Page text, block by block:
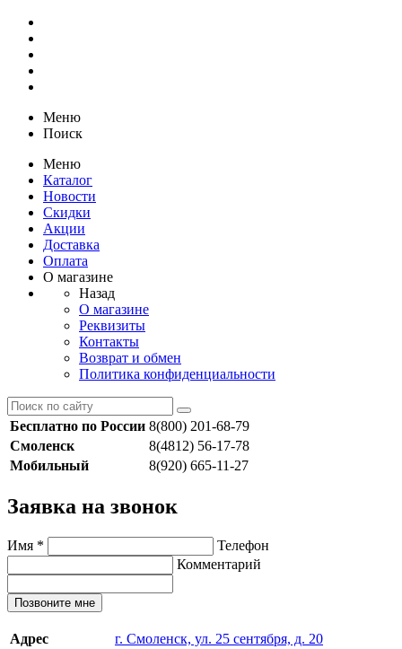
Меню
Поиск
Меню
Каталог
Новости
Скидки
Акции
Доставка
Оплата
О магазине
Назад
О магазине
Реквизиты
Контакты
Возврат и обмен
Политика конфиденциальности
Бесплатно по России 8(800) 201-68-79
Смоленск
8(4812) 56-17-78
Мобильный
8(920) 665-11-27
Заявка на звонок
Имя *
Телефон
Комментарий
Позвоните мне
Адрес
г. Смоленск, ул. 25 сентября, д. 20